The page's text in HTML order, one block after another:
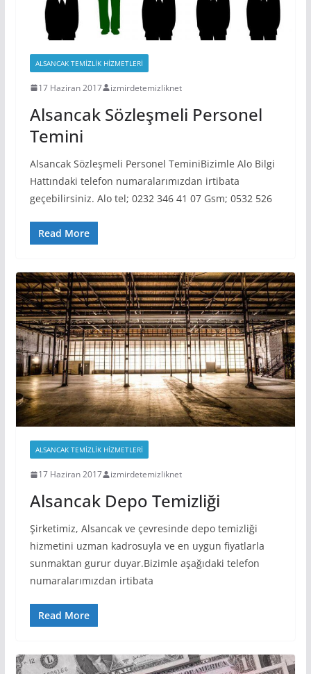
ALSANCAK TEMIZLIK HIZMETLERI
17 Haziran 2017 izmirdetemizliknet
Alsancak Sözleşmeli Personel
Temini
Alsancak Sözleşmeli Personel TeminiBizimle Alo Bilgi
Hattındaki telefon numaralarımızdan irtibata
geçebilirsiniz. Alo tel; 0232 346 41 07 Gsm; 0532 526
Read More
ALSANCAK TEMIZLIK HIZMETLERI
17 Haziran 2017 izmirdetemizliknet
Alsancak Depo Temizliği
Şirketimiz, Alsancak ve çevresinde depo temizliği
hizmetini uzman kadrosuyla ve en uygun fiyatlarla
sunmaktan gurur duyar.Bizimle aşağıdaki telefon
numaralarımızdan irtibata
Read More